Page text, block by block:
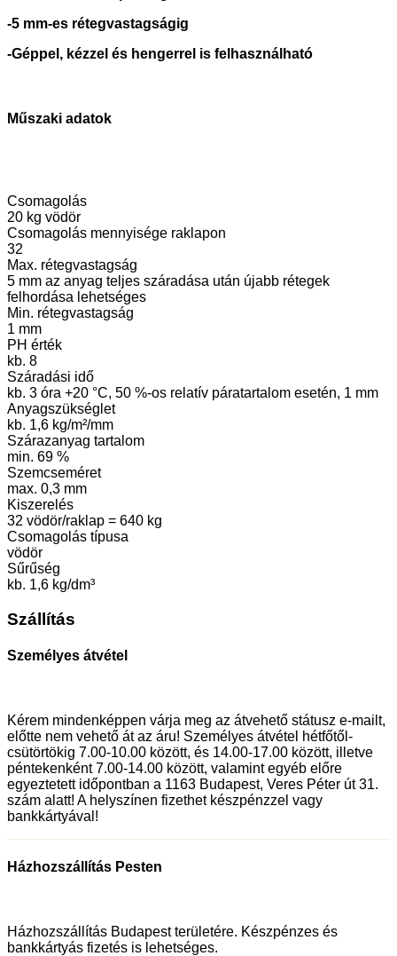
-5 mm-es rétegvastagságig
-Géppel, kézzel és hengerrel is felhasználható
Műszaki adatok
Csomagolás
20 kg vödör
Csomagolás mennyisége raklapon
32
Max. rétegvastagság
5 mm az anyag teljes száradása után újabb rétegek
felhordása lehetséges
Min. rétegvastagság
1 mm
PH érték
kb. 8
Száradási idő
kb. 3 óra +20 °C, 50 %-os relatív páratartalom esetén, 1 mm
Anyagszükséglet
kb. 1,6 kg/m²/mm
Szárazanyag tartalom
min. 69 %
Szemcseméret
max. 0,3 mm
Kiszerelés
32 vödör/raklap = 640 kg
Csomagolás típusa
vödör
Sűrűség
kb. 1,6 kg/dm³
Szállítás
Személyes átvétel
Kérem mindenképpen várja meg az átvehető státusz e-mailt,
előtte nem vehető át az áru! Személyes átvétel hétfőtől-
csütörtökig 7.00-10.00 között, és 14.00-17.00 között, illetve
péntekenként 7.00-14.00 között, valamint egyéb előre
egyeztetett időpontban a 1163 Budapest, Veres Péter út 31.
szám alatt! A helyszínen fizethet készpénzzel vagy
bankkártyával!
Házhozszállítás Pesten
Házhozszállítás Budapest területére. Készpénzes és
bankkártyás fizetés is lehetséges.